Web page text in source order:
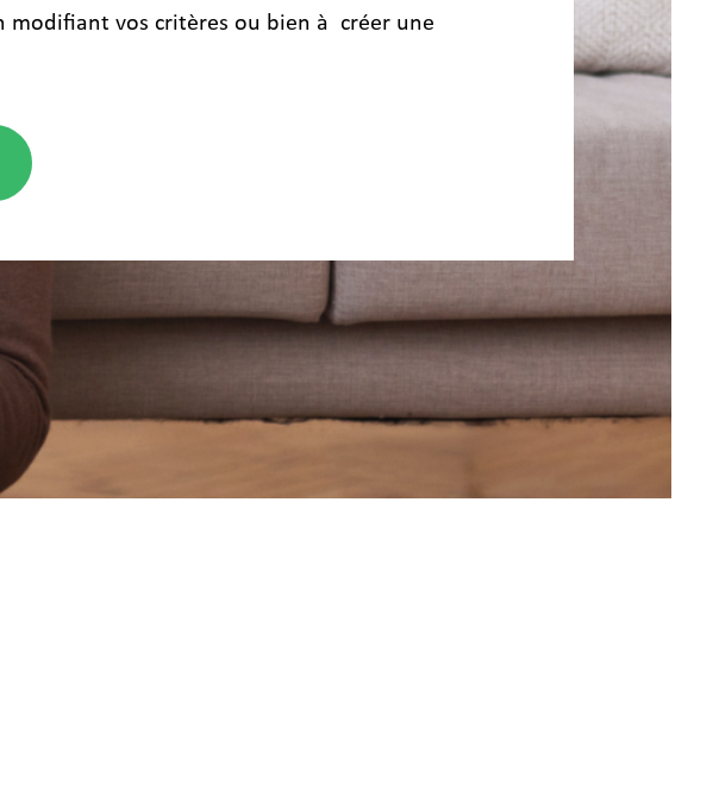
modifiant vos critères ou bien à créer une